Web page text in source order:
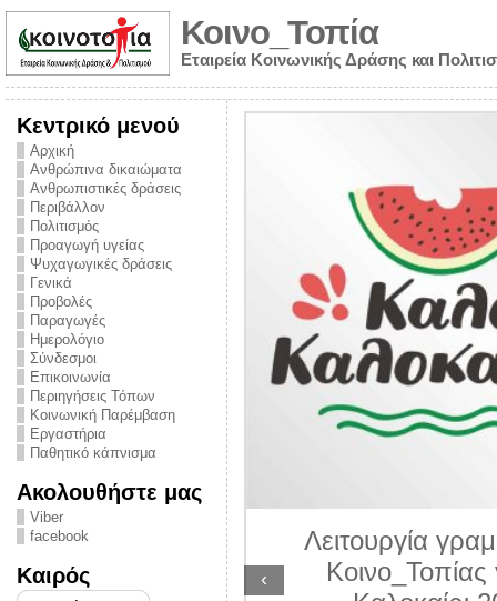
Κοινο_Τοπία
Εταιρεία Κοινωνικής Δράσης και
Κεντρικό μενού
Αρχική
Ανθρώπινα δικαιώματα
Ανθρωπιστικές δράσεις
Περιβάλλον
Πολιτισμός
Προαγωγή υγείας
Ψυχαγωγικές δράσεις
Γενικά
Προβολές
Παραγωγές
Ημερολόγιο
Σύνδεσμοι
Επικοινωνία
Περιηγήσεις Τόπων
Κοινωνική Παρέμβαση
Εργαστήρια
Παθητικό κάπνισμα
Ακολουθήστε μας
Viber
facebook
Καιρός
από την
την ημέρα
και
στο
2026
Λειτουργία
Κοινο_Τοπίας
‹